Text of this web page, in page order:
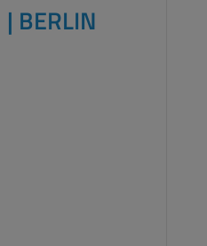
| BERLIN